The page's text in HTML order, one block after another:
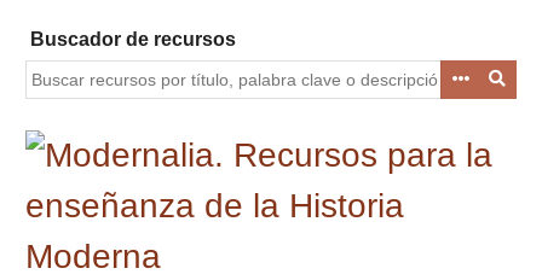
contenido
principal
Buscador de recursos